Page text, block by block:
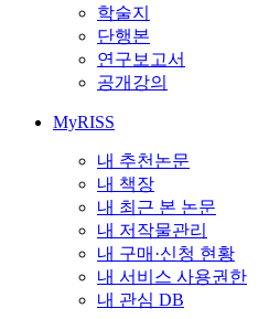
학술지
단행본
연구보고서
공개강의
MyRISS
내 추천논문
내 책장
내 최근 본 논문
내 저작물관리
내 구매·신청 현황
내 서비스 사용권한
내 관심 DB